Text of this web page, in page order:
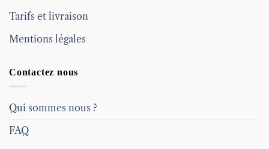
Tarifs et livraison
Mentions légales
Contactez nous
Qui sommes nous ?
FAQ